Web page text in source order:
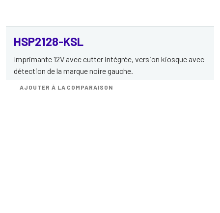
HSP2128-KSL
Imprimante 12V avec cutter intégrée, version kiosque avec
détection de la marque noire gauche.
AJOUTER À LA COMPARAISON